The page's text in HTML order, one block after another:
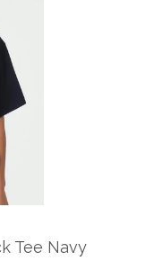
Tee Navy